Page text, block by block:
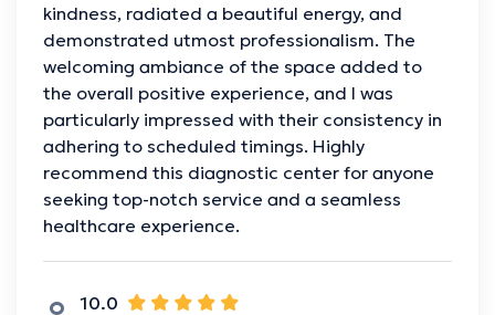
kindness, radiated a beautiful energy, and
demonstrated utmost professionalism. The
welcoming ambiance of the space added to
the overall positive experience, and I was
particularly impressed with their consistency in
adhering to scheduled timings. Highly
recommend this diagnostic center for anyone
seeking top-notch service and a seamless
healthcare experience.
10.0